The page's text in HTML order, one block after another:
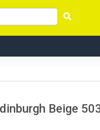
Beige